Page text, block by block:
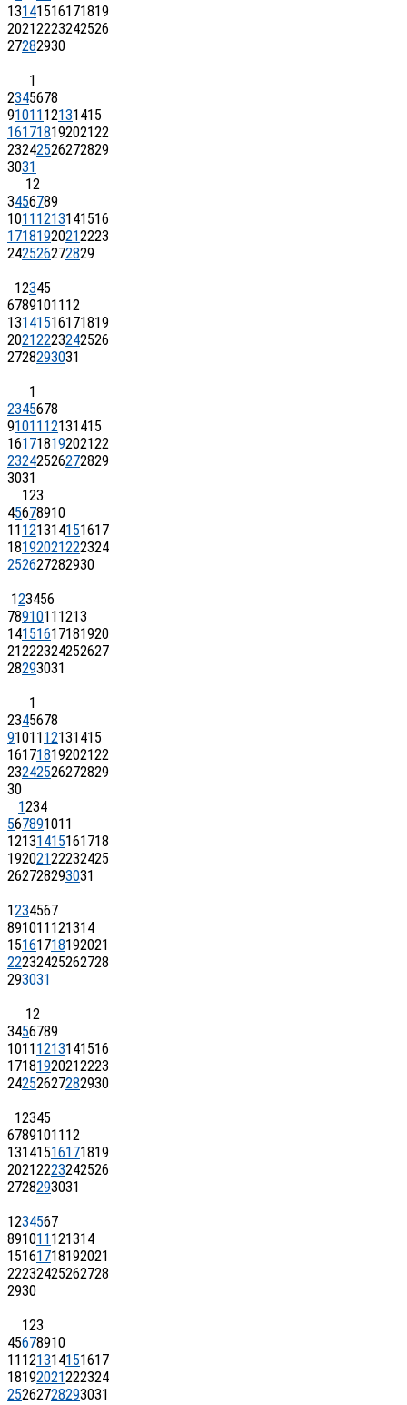
13141516171819
20212223242526
27282930
1
2345678
91011 12131415
16171819202122
23242526272829
3031
12
3456789
1011 1213141516
17181920212223
242526272829
12345
67891011 12
13141516171819
20212223242526
2728293031
1
2345678
91011 12131415
16171819202122
23242526272829
3031
123
45678910
11 121314151617
18192021222324
252627282930
123456
7891011 1213
14151617181920
21222324252627
28293031
1
2345678
91011 12131415
16171819202122
23242526272829
30
1234
567891011
12131415161718
19202122232425
262728293031
1234567
891011 121314
15161718192021
22232425262728
293031
12
3456789
1011 1213141516
17181920212223
24252627282930
12345
67891011 12
13141516171819
20212223242526
2728293031
1234567
891011 121314
15161718192021
22232425262728
2930
123
45678910
11 121314151617
18192021222324
25262728293031